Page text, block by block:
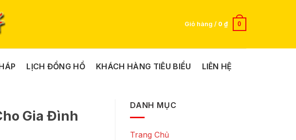
Giỏ hàng / 0 ₫ 0
LỊCH ĐỒNG HỒ KHÁCH HÀNG TIÊU BIỂU LIÊN HỆ
Gia Đình
DANH MỤC
Trang Chủ